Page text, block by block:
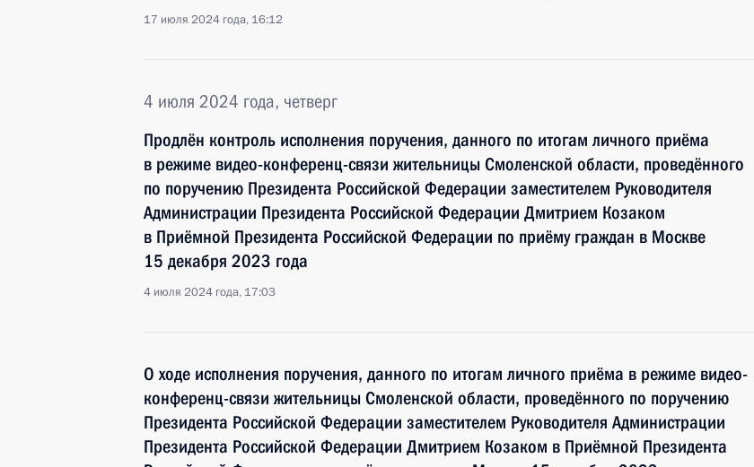
17 июля 2024 года, 16:12
4 июля 2024 года, четверг
Продлён контроль исполнения поручения, данного по итогам личного приёма
в режиме видео-конференц-связи жительницы Смоленской области, проведённого
по поручению Президента Российской Федерации заместителем Руководителя
Администрации Президента Российской Федерации Дмитрием Козаком
в Приёмной Президента Российской Федерации по приёму граждан в Москве
15 декабря 2023 года
4 июля 2024 года, 17:03
О ходе исполнения поручения, данного по итогам личного приёма в режиме видео-
конференц-связи жительницы Смоленской области, проведённого по поручению
Президента Российской Федерации заместителем Руководителя Администрации
Президента Российской Федерации Дмитрием Козаком в Приёмной Президента